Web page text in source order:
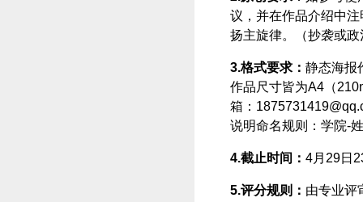
议，并在作品介绍中
扬主旋律。（抄袭或
3.格式要求： 静态海报
作品尺寸皆为A4（
箱：
说明命名规则：学院-
4.截止时间： 4月29日
5.评分规则： 由专业评